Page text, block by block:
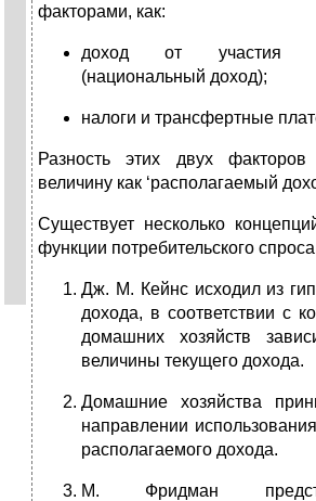
факторами, как:
доход от участия в
(национальный доход);
налоги и трансфертные
Разность этих двух факторов
величину как ‘располагаемый
Существует несколько
функции потребительского
Дж. М. Кейнс исходил из
дохода, в соответствии с
домашних хозяйств
величины текущего дохода.
Домашние хозяйства
направлении
располагаемого дохода.
М. Фридман